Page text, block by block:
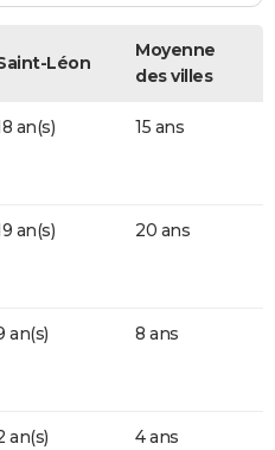
Léon
Moyenne
des villes
an(s) 15 ans
an(s) 20 ans
an(s) 8 ans
an(s) 4 ans